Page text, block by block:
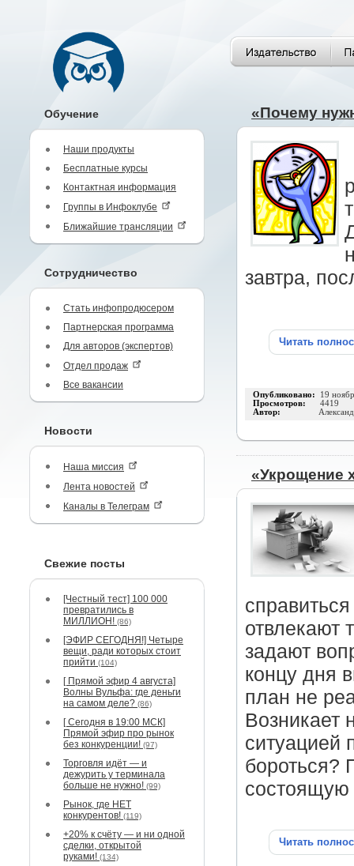
Обучение
Наши продукты
Бесплатные курсы
Контактная информация
Группы в Инфоклубе
Ближайшие трансляции
Сотрудничество
Стать инфопродюсером
Партнерская программа
Для авторов (экспертов)
Отдел продаж
Все вакансии
Новости
Наша миссия
Лента новостей
Каналы в Телеграм
Свежие посты
[Честный тест] 100 000
превратились в
МИЛЛИОН! (86)
[ЭФИР СЕГОДНЯ!] Четыре
вещи, ради которых стоит
прийти (104)
[ Прямой эфир 4 августа]
Волны Вульфа: где деньги
на самом деле? (86)
[ Сегодня в 19:00 МСК]
Прямой эфир про рынок
без конкуренции! (97)
Торговля идёт — и
дежурить у терминала
больше не нужно! (99)
Рынок, где НЕТ
конкурентов! (119)
+20% к счёту — и ни одной
сделки, открытой
руками! (134)
«Почему
завтра,
Читать
Опубликовано: 19
Просмотров: 4419
Автор:
«Укрощение
отвлекают
задают
концу дня
план не
Возникает
ситуацией
бороться?
состоящую
Читать